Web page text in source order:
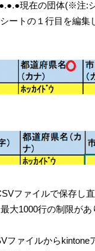
現在の団体(※注:
ートの１行目を編集
ファイルで保存し直
大1000行の制限が
ファイルからkintone